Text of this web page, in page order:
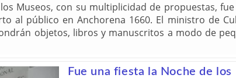
Museos, con su multiplicidad de propuestas,
al público en Anchorena 1660. El ministro de
objetos, libros y manuscritos a modo de
Fue una fiesta la Noche de los